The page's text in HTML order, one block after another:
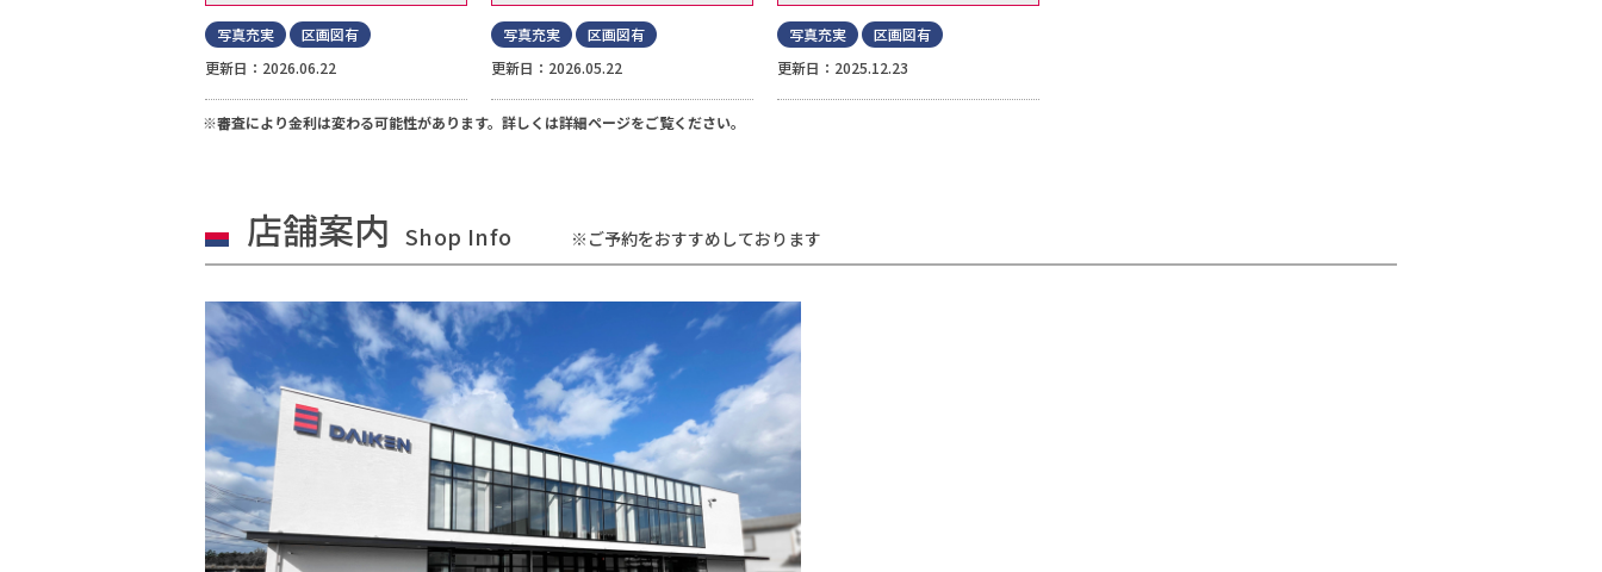
写真充実
区画図有
更新日：2026.06.22
写真充実
区画図有
更新日：2026.05.22
写真充実
区画図有
更新日：2025.12.23
※審査により金利は変わる可能性があります。 詳しくは詳細ページをご覧ください。
店舗案内 Shop Info ※ご予約をおすすめしております